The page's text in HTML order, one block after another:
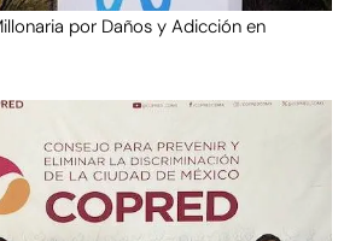
por Daños y Adicción en